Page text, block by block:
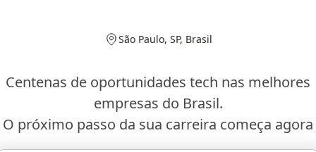
São Paulo, SP, Brasil
Centenas de oportunidades tech nas melhores
empresas do Brasil.
O próximo passo da sua carreira começa agora